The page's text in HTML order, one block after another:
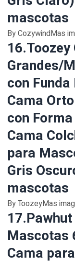
mascotas
By CozywindMas
Grandes/
con
Cama
con
Cama
para
Gris
mascotas
By ToozeyMas
Mascotas
Cama